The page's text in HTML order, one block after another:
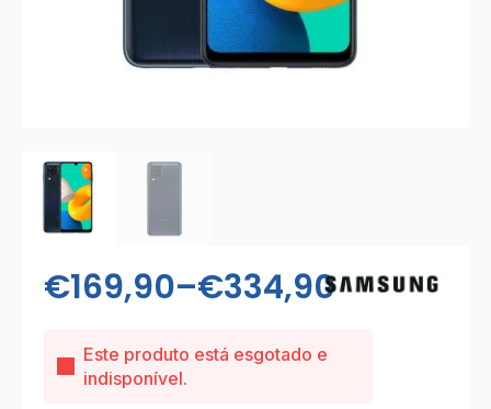
€169,90–€334,90
Price
range:
€169,90
Este produto está esgotado e
indisponível.